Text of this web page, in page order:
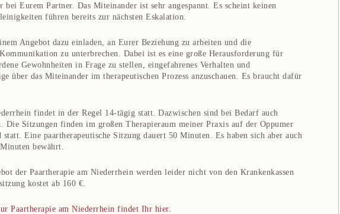
bei Eurem Partner. Das Miteinander ist sehr angespannt. Es scheint keinen
führen bereits zur nächsten Eskalation.
Angebot dazu einladen, an Eurer Beziehung zu arbeiten und die
zu unterbrechen. Dabei ist es eine große Herausforderung für
Gewohnheiten in Frage zu stellen, eingefahrenes Verhalten und
über das Miteinander im therapeutischen Prozess anzuschauen. Es braucht dafür
findet in der Regel 14-tägig statt. Dazwischen sind bei Bedarf auch
Die Sitzungen finden im großen Therapieraum meiner Praxis auf der Oppumer
Eine paartherapeutische Sitzung dauert 50 Minuten. Es haben sich aber auch
bewährt.
der Paartherapie am Niederrhein werden leider nicht von den Krankenkassen
kostet ab 160 €.
Paartherapie am Niederrhein findet Ihr hier.